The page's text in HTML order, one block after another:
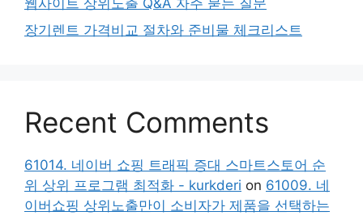
장기렌트 가격비교 절차와 준비물 체크리스트
Recent Comments
61014. 네이버 쇼핑 트래픽 증대 스마트스토어 순
위 상위 프로그램 최적화 - kurkderi on 61009. 네
이버쇼핑 상위노출만이 소비자가 제품을 선택하는